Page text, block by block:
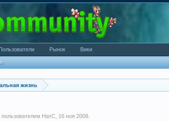
жизнь
пользователем НатС 16 ноя 2008
Рынок Вики